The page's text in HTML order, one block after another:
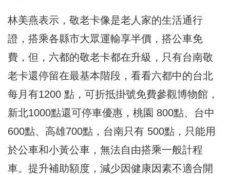
林美燕表示，敬老卡像是老人家的生活通行
證，搭乘各縣市大眾運輸享半價，搭公車免
費，但，六都的敬老卡都在升級，只有台南敬
老卡還停留在最基本階段，看看六都中的台北
每月有1200 點，可折抵掛號免費參觀博物館，
新北1000點還可停車優惠，桃園 800點、台中
600點、高雄700點，台南只有 500點，只能用
於公車和小黃公車，無法自由搭乘一般計程
車。提升補助額度，減少因健康因素不適合開